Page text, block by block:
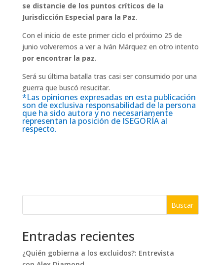
se distancie de los puntos críticos de la
Jurisdicción Especial para la Paz.
Con el inicio de este primer ciclo el próximo 25 de
junio volveremos a ver a Iván Márquez en otro intento
por encontrar la paz.
Será su última batalla tras casi ser consumido por una
guerra que buscó resucitar.
*Las opiniones expresadas en esta publicación
son de exclusiva responsabilidad de la persona
que ha sido autora y no necesariamente
representan la posición de ISEGORÍA al
respecto.
Buscar
Entradas recientes
¿Quién gobierna a los excluidos?: Entrevista